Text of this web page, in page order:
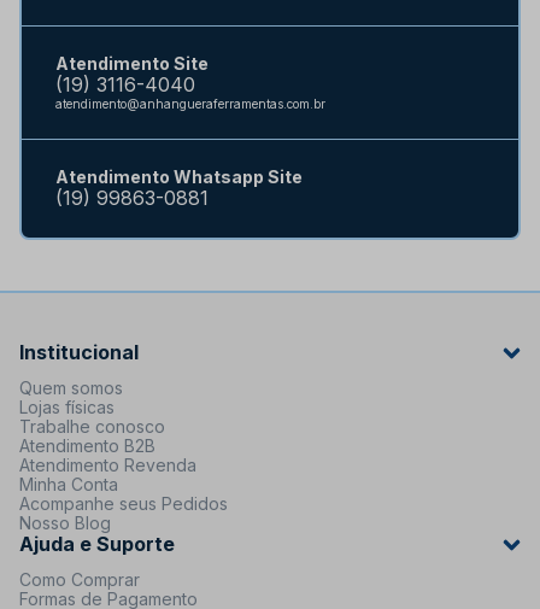
Atendimento Site
(19) 3116-4040
atendimento@anhangueraferramentas.com.br
Atendimento Whatsapp Site
(19) 99863-0881
Institucional
Quem somos
Lojas físicas
Trabalhe conosco
Atendimento B2B
Atendimento Revenda
Minha Conta
Acompanhe seus Pedidos
Nosso Blog
Ajuda e Suporte
Como Comprar
Formas de Pagamento